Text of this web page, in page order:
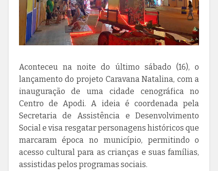
Aconteceu na noite do último sábado (16), o
lançamento do projeto Caravana Natalina, com a
inauguração de uma cidade cenográfica no
Centro de Apodi. A ideia é coordenada pela
Secretaria de Assistência e Desenvolvimento
Social e visa resgatar personagens históricos que
marcaram época no município, permitindo o
acesso cultural para as crianças e suas famílias,
assistidas pelos programas sociais.